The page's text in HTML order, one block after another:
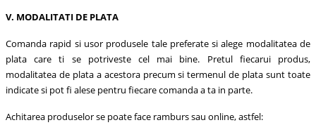
V. MODALITATI DE PLATA
Comanda rapid si usor produsele tale preferate si alege modalitatea de
plata care ti se potriveste cel mai bine. Pretul fiecarui produs,
modalitatea de plata a acestora precum si termenul de plata sunt toate
indicate si pot fi alese pentru fiecare comanda a ta in parte.
Achitarea produselor se poate face ramburs sau online, astfel: